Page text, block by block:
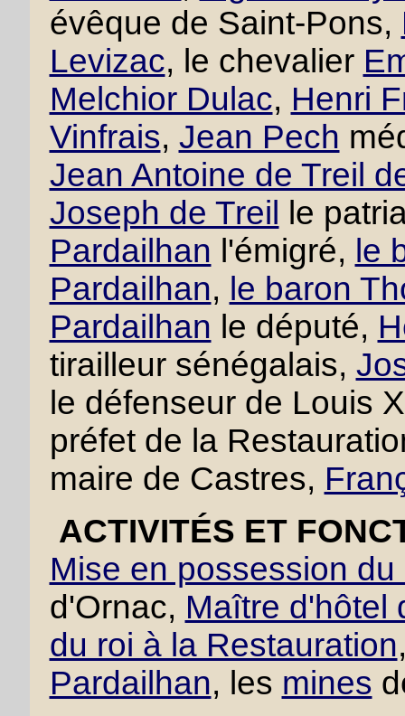
évêque de Saint-Pons,
Levizac, le chevalier
Melchior Dulac, Henri
Vinfrais, Jean Pech
Jean Antoine de Treil
Joseph de Treil
le
Pardailhan l'émigré, le
Pardailhan, le baron
Pardailhan le député,
tirailleur sénégalais,
le défenseur de Louis
préfet de la
maire de Castres,
ACTIVITÉS ET
Mise en possession
d'Ornac, Maître d'hôtel
du roi à la Restauration
Pardailhan, les mines